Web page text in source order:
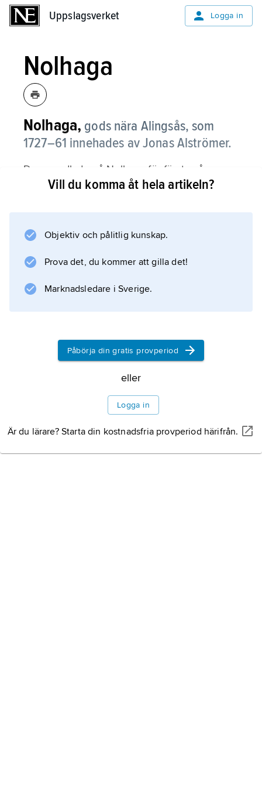
Uppslagsverket Logga in
Nolhaga
Nolhaga, gods nära Alingsås, som
1727–61 innehades av Jonas Alströmer.
Denne odlade på Nolhaga för första gången
potatis i större skala i Sverige, en gröda som i
. Nolhaga ägs numera av Alingsås kommun.
Information om artikeln
Vill du komma åt hela artikeln?
Objektiv och pålitlig kunskap.
Prova det, du kommer att gilla det!
Marknadsledare i Sverige.
Påbörja din gratis provperiod
eller
Logga in
Är du lärare? Starta din kostnadsfria provperiod härifrån.